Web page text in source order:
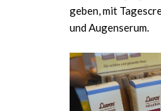
geben, mit
und Augenserum.